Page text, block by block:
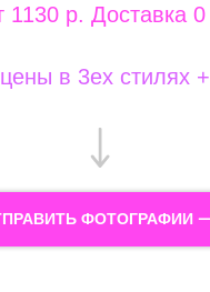
1130 р. Доставка 0
цены в 3ех стилях
ФОТОГРАФИИ